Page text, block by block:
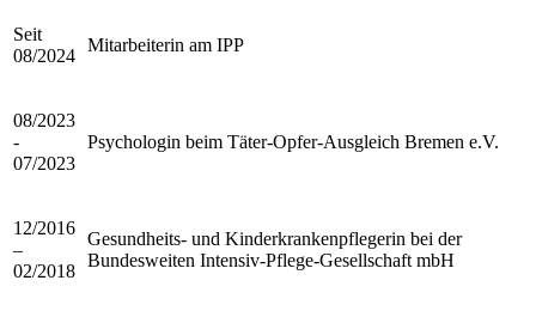
Seit
08/2024
Mitarbeiterin am IPP
08/2023
-
07/2023
Psychologin beim Täter-Opfer-Ausgleich Bremen e.V.
12/2016
–
02/2018
Gesundheits- und Kinderkrankenpflegerin bei der
Bundesweiten Intensiv-Pflege-Gesellschaft mbH